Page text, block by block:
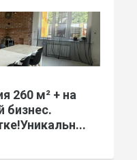
260 м² + на
бизнес.